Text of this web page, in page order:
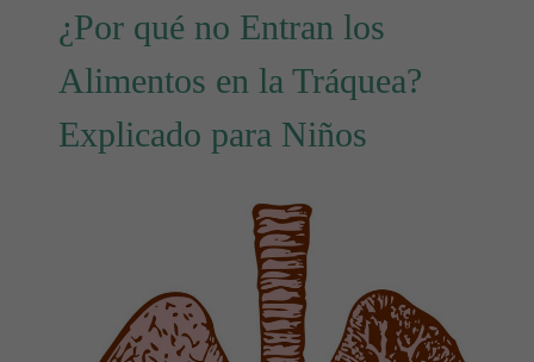
¿Por qué no Entran los
Alimentos en la Tráquea?
Explicado para Niños